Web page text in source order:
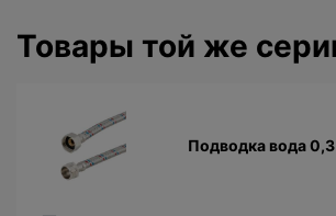
Товары той же
Подводка вода